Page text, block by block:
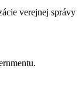
verejnej správy